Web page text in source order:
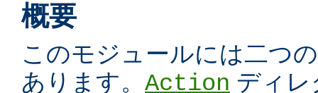
概要
このモジュールには二つ
あります。 Action ディ